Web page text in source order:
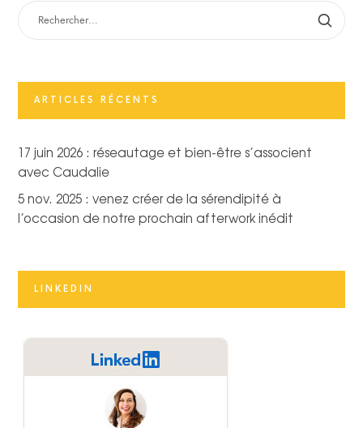
RECHERCHER :
ARTICLES RÉCENTS
17 juin 2026 : réseautage et bien-être s’associent
avec Caudalie
5 nov. 2025 : venez créer de la sérendipité à
l’occasion de notre prochain afterwork inédit
LINKEDIN